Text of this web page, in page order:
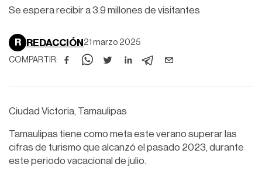
Se espera recibir a 3.9 millones de visitantes
R REDACCIÓN 21 marzo 2025
COMPARTIR:
Ciudad Victoria, Tamaulipas
Tamaulipas tiene como meta este verano superar las
cifras de turismo que alcanzó el pasado 2023, durante
este periodo vacacional de julio.